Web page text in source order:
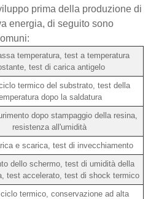
prima della produzione di
energia, di seguito sono
temperatura, test a temperatura
test di carica antigelo
termico del substrato, test della
dopo la saldatura
dopo stampaggio della resina,
resistenza all'umidità
e scarica, test di invecchiamento
dello schermo, test di umidità della
test accelerato, test di shock termico
termico, conservazione ad alta